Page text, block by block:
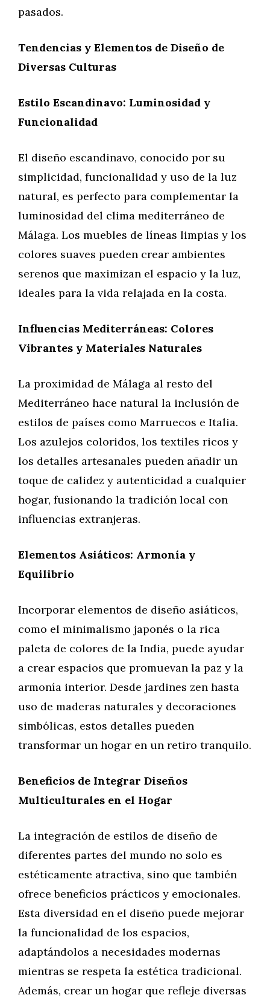
pasados.
Tendencias y Elementos de Diseño de
Diversas Culturas
Estilo Escandinavo: Luminosidad y
Funcionalidad
El diseño escandinavo, conocido por su
simplicidad, funcionalidad y uso de la luz
natural, es perfecto para complementar la
luminosidad del clima mediterráneo de
Málaga. Los muebles de líneas limpias y los
colores suaves pueden crear ambientes
serenos que maximizan el espacio y la luz,
ideales para la vida relajada en la costa.
Influencias Mediterráneas: Colores
Vibrantes y Materiales Naturales
La proximidad de Málaga al resto del
Mediterráneo hace natural la inclusión de
estilos de países como Marruecos e Italia.
Los azulejos coloridos, los textiles ricos y
los detalles artesanales pueden añadir un
toque de calidez y autenticidad a cualquier
hogar, fusionando la tradición local con
influencias extranjeras.
Elementos Asiáticos: Armonía y
Equilibrio
Incorporar elementos de diseño asiáticos,
como el minimalismo japonés o la rica
paleta de colores de la India, puede ayudar
a crear espacios que promuevan la paz y la
armonía interior. Desde jardines zen hasta
uso de maderas naturales y decoraciones
simbólicas, estos detalles pueden
transformar un hogar en un retiro tranquilo.
Beneficios de Integrar Diseños
Multiculturales en el Hogar
La integración de estilos de diseño de
diferentes partes del mundo no solo es
estéticamente atractiva, sino que también
ofrece beneficios prácticos y emocionales.
Esta diversidad en el diseño puede mejorar
la funcionalidad de los espacios,
adaptándolos a necesidades modernas
mientras se respeta la estética tradicional.
Además, crear un hogar que refleje diversas